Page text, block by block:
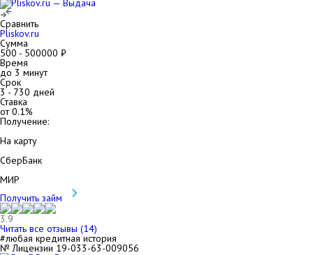
Сравнить
Pliskov.ru
Сумма
500 - 500000 ₽
Время
до 3 минут
Срок
3- 730 дней
Ставка
от0.1%
Получение:
На карту
СберБанк
МИР
Получить займ
3.9
Читать все отзывы (14)
#любая кредитная история
№ Лицензии 19-033-63-009056